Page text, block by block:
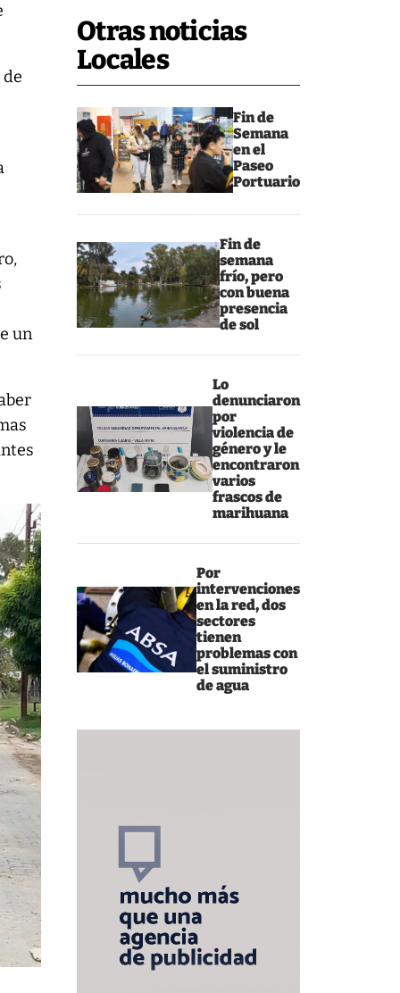
Otras noticias
Locales
Fin de
Semana
en el
Paseo
Portuario
Fin de
semana
frío, pero
con buena
presencia
de sol
Lo
denunciaron
por
violencia de
género y le
encontraron
varios
frascos de
marihuana
Por
intervenciones
en la red, dos
sectores
tienen
problemas con
el suministro
de agua
un